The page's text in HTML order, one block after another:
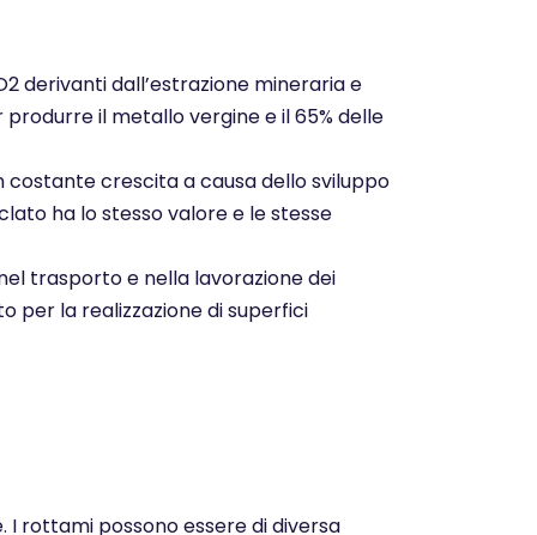
derivanti dall’estrazione mineraria e
il metallo vergine e il 65% delle
costante crescita a causa dello sviluppo
ha lo stesso valore e le stesse
trasporto e nella lavorazione dei
per la realizzazione di superfici
rottami possono essere di diversa